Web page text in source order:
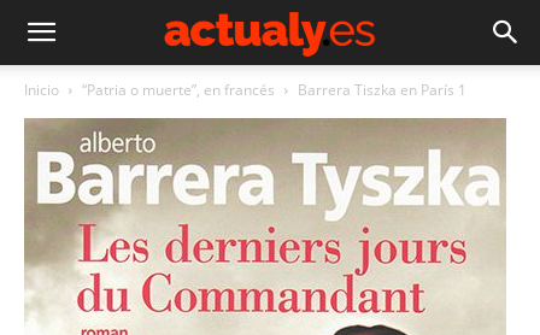
Inicio “Patria o muerte”, en francés Barrera Tiszka en París 1